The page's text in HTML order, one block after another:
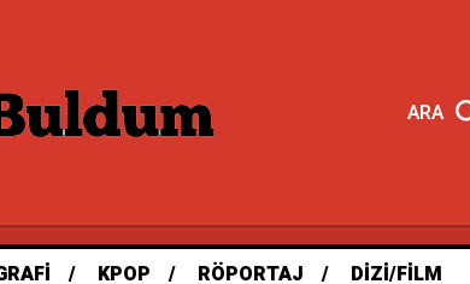
ARA
KPOP RÖPORTAJ DIZI/FILM